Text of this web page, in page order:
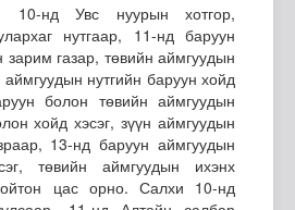
10-нд Увс нуурын хотгор,
нутгаар, 11-нд баруун
зарим газар, төвийн аймгуудын
аймгуудын нутгийн баруун хойд
болон төвийн аймгуудын
хойд хэсэг, зүүн аймгуудын
13-нд баруун аймгуудын
төвийн аймгуудын ихэнх
цас орно. Салхи 10-нд